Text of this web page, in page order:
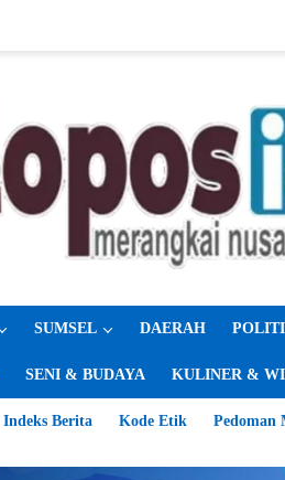
SUMSEL DAERAH
SENI & BUDAYA KULINER &
Indeks Berita Kode Etik Pedoman